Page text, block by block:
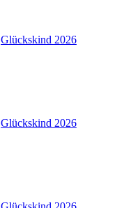
Glückskind 2026
Glückskind 2026